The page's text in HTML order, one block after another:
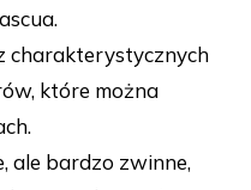
charakterystycznych
które można
ale bardzo zwinne,